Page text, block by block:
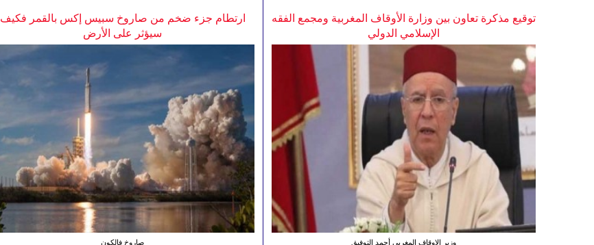
ارتطام جزء ضخم من صاروخ سبيس إكس بالقمر فكيف
سيؤثر على الأرض
صاروخ فالكون
توقيع مذكرة تعاون بين وزارة الأوقاف المغربية ومجمع الفقه
الإسلامي الدولي
وزير الاوقاف المغربي أحمد التوفيق